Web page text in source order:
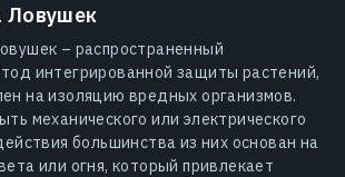
Ловушек
– распространенный
интегрированной защиты растений,
на изоляцию вредных организмов.
механического или электрического
большинства из них основан на
или огня, который привлекает